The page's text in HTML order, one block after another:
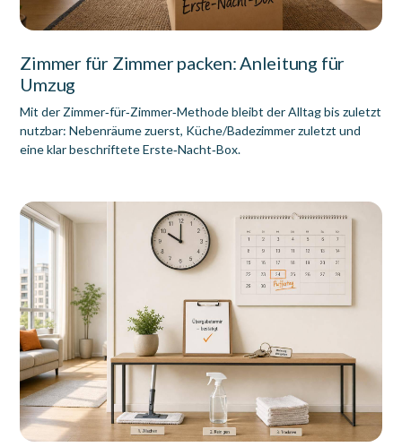
Zimmer für Zimmer packen: Anleitung für
Umzug
Mit der Zimmer‑für‑Zimmer‑Methode bleibt der Alltag bis zuletzt
nutzbar: Nebenräume zuerst, Küche/Badezimmer zuletzt und
eine klar beschriftete Erste‑Nacht‑Box.